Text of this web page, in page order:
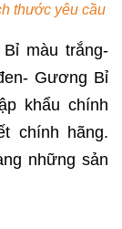
thước yêu cầu
màu trắng-
Gương Bỉ
khẩu chính
chính hãng.
những sản
tốt nhất.